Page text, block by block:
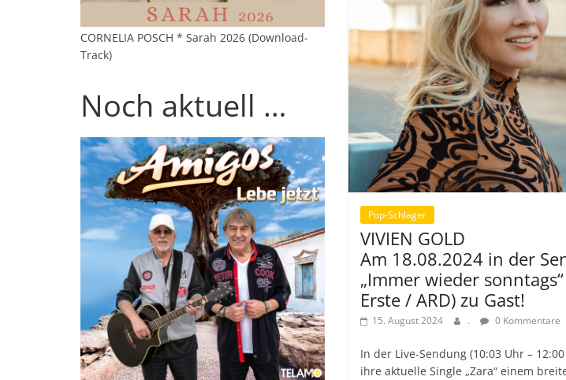
Pop-Schlager
VIVIEN GOLD
Am 18.08.2024 in der
„Immer wieder
Erste / ARD) zu Gast!
15. August 2024 . 0 Kommentare
In der Live-Sendung (10:03 Uhr –
ihre aktuelle Single „Zara“ einem
CORNELIA POSCH * Sarah 2026 (Download-
Track)
Noch aktuell …